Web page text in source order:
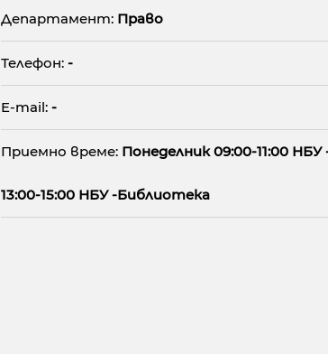
Департамент: Право
Телефон: -
E-mail: -
Приемно време: Понеделник 09:00-11:00
13:00-15:00 НБУ -Библиотека